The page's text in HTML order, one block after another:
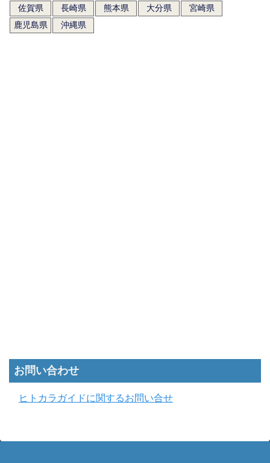
佐賀県
長崎県 熊本県 大分県
宮崎県
鹿児島県
沖縄県
お問い合わせ
ヒトカラガイドに関するお問い合せ